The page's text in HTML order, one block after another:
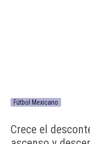
Fútbol Mexicano
Crece el